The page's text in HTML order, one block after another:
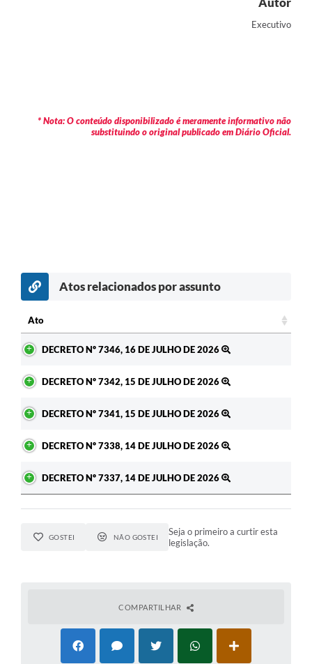
Executivo
* Nota: O conteúdo disponibilizado é meramente informativo não
substituindo o original publicado em Diário Oficial.
Atos relacionados por assunto
Ato
DECRETO Nº 7346, 16 DE JULHO DE 2026
DECRETO Nº 7342, 15 DE JULHO DE 2026
DECRETO Nº 7341, 15 DE JULHO DE 2026
DECRETO Nº 7338, 14 DE JULHO DE 2026
DECRETO Nº 7337, 14 DE JULHO DE 2026
GOSTEI NÃO GOSTEI
Seja o primeiro a curtir esta
legislação.
COMPARTILHAR